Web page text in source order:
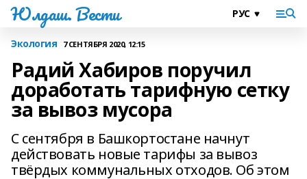
Юлдаш. Вести
Экология 7 СЕНТЯБРЯ 2020, 12:15
Радий Хабиров поручил
доработать тарифную сетку
за вывоз мусора
С сентября в Башкортостане начнут
действовать новые тарифы за вывоз
твёрдых коммунальных отходов. Об этом